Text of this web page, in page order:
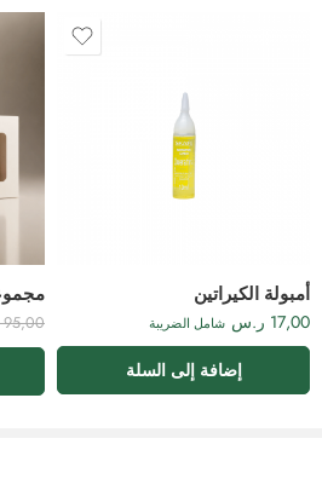
أمبولة الكيراتين
17,00 ر.س شامل الضريبة
إضافة إلى السلة
95,00